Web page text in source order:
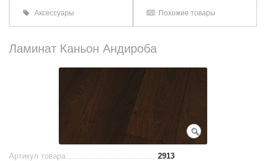
Аксессуары Похожие товары
Ламинат Каньон Андироба
2913
Артикул товара